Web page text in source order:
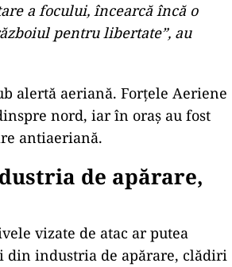
a focului, încearcă încă o
pentru libertate”, au
alertă aeriană. Forțele Aeriene
nord, iar în oraș au fost
antiaeriană.
de apărare,
vizate de atac ar putea
industria de apărare, clădiri